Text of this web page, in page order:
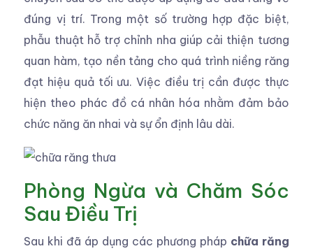
đúng vị trí. Trong một số trường hợp đặc biệt,
phẫu thuật hỗ trợ chỉnh nha giúp cải thiện tương
quan hàm, tạo nền tảng cho quá trình niềng răng
đạt hiệu quả tối ưu. Việc điều trị cần được thực
hiện theo phác đồ cá nhân hóa nhằm đảm bảo
chức năng ăn nhai và sự ổn định lâu dài.
Phòng Ngừa và Chăm Sóc
Sau Điều Trị
Sau khi đã áp dụng các phương pháp chữa răng